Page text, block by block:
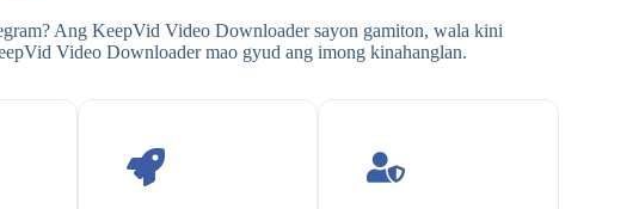
Ang KeepVid Video Downloader sayon ​​​​gamiton, wala kini
Video Downloader mao gyud ang imong kinahanglan.